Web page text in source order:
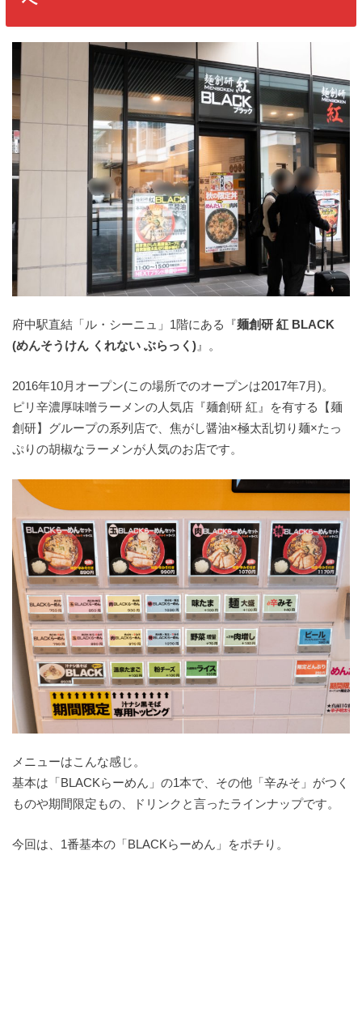
府中駅直結「ル・シーニュ」1階にある『麺創研 紅 BLACK
(めんそうけん くれない ぶらっく) 』。
2016年10月オープン(この場所でのオープンは2017年7月)。
ピリ辛濃厚味噌ラーメンの人気店『麺創研 紅』を有する【麺
創研】グループの系列店で、焦がし醤油×極太乱切り麺×たっ
ぷりの胡椒なラーメンが人気のお店です。
メニューはこんな感じ。
基本は「BLACKらーめん」の1本で、その他「辛みそ」がつく
ものや期間限定もの、ドリンクと言ったラインナップです。
今回は、1番基本の「BLACKらーめん」をポチり。